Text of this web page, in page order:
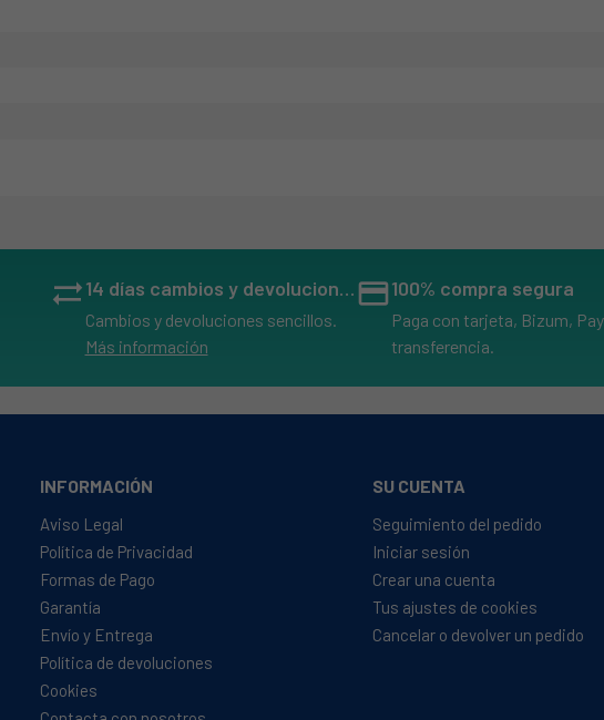
sync_alt 14 días cambios y devoluciones
Cambios y devoluciones sencillos.
Más información
credit_card100% compra segura
Paga con tarjeta, Bizum,
transferencia.
INFORMACIÓN
Aviso Legal
Política de Privacidad
Formas de Pago
Garantía
Envío y Entrega
Política de devoluciones
Cookies
SU CUENTA
Seguimiento del pedido
Iniciar sesión
Crear una cuenta
Tus ajustes de cookies
Cancelar o devolver un pedido